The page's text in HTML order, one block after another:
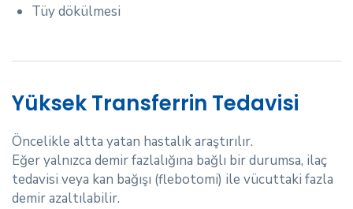
Tüy dökülmesi
Yüksek Transferrin Tedavisi
Öncelikle altta yatan hastalık araştırılır.
Eğer yalnızca demir fazlalığına bağlı bir durumsa, ilaç
tedavisi veya kan bağışı (flebotomi) ile vücuttaki fazla
demir azaltılabilir.